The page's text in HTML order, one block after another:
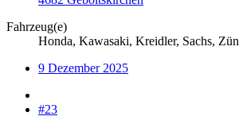
Fahrzeug(e)
Honda, Kawasaki, Kreidler, Sachs,
9 Dezember 2025
#23